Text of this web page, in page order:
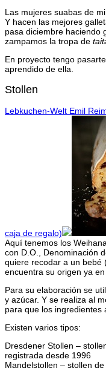
Las mujeres suabas de
Y hacen las mejores
pasa diciembre haciendo
zampamos la tropa de
En proyecto tengo
aprendido de ella.
Stollen
Lebkuchen-Welt Emil
caja de regalo)
Aquí tenemos los
con D.O., Denominación
quiere recodar a un bebé
encuentra su origen ya en
Para su elaboración se
y azúcar. Y se realiza al
para que los ingredientes
Existen varios tipos:
Dresdener Stollen –
registrada desde 1996
Mandelstollen – stollen